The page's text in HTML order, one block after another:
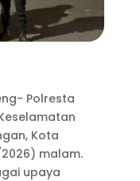
Polresta
Kota
malam.
upaya